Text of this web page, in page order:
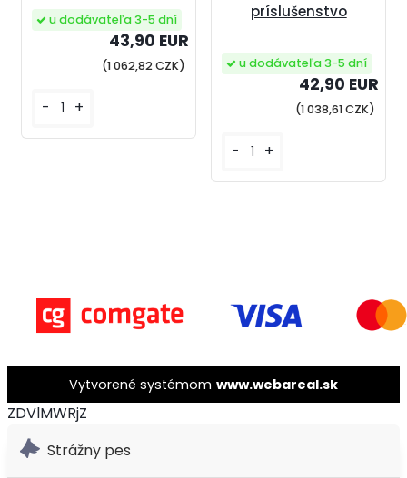
43,90 EUR
(1 062,82 CZK)
- +
u dodávateľa 3-5 dní
príslušenstvo
42,90 EUR
(1 038,61 CZK)
- +
u dodávateľa 3-5 dní
Vytvorené systémom www.webareal.sk
ZDVlMWRjZ
Strážny pes